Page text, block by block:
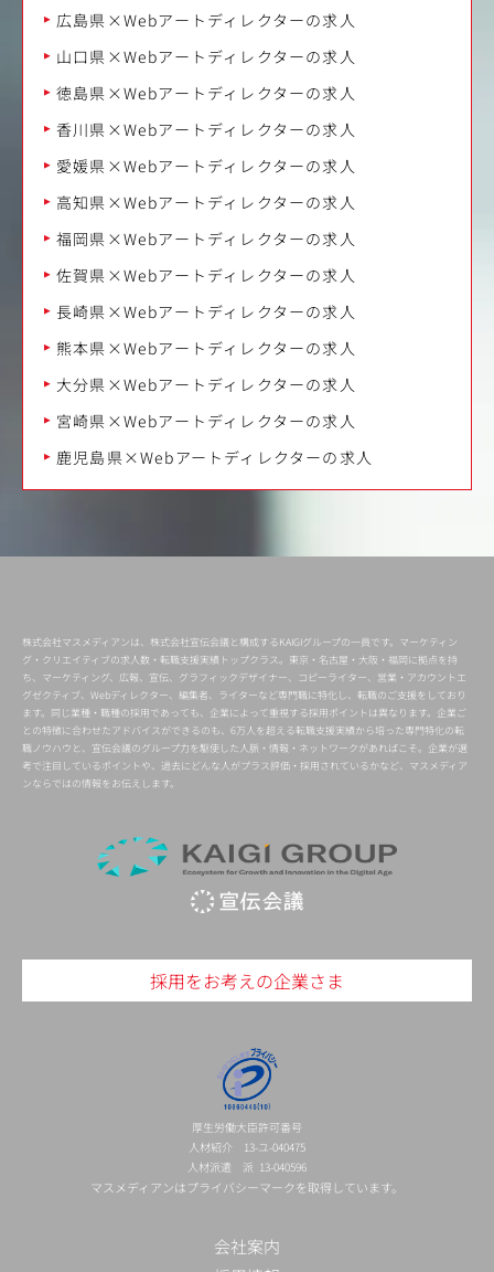
広島県×Webアートディレクターの求人
山口県×Webアートディレクターの求人
徳島県×Webアートディレクターの求人
香川県×Webアートディレクターの求人
愛媛県×Webアートディレクターの求人
高知県×Webアートディレクターの求人
福岡県×Webアートディレクターの求人
佐賀県×Webアートディレクターの求人
長崎県×Webアートディレクターの求人
熊本県×Webアートディレクターの求人
大分県×Webアートディレクターの求人
宮崎県×Webアートディレクターの求人
鹿児島県×Webアートディレクターの求人
株式会社マスメディアンは、株式会社宣伝会議と構成するKAIGIグループの一員です。マーケティン
グ・クリエイティブの求人数・転職支援実績トップクラス。東京・名古屋・大阪・福岡に拠点を持
ち、マーケティング、広報、宣伝、グラフィックデザイナー、コピーライター、営業・アカウントエ
グゼクティブ、Webディレクター、編集者、ライターなど専門職に特化し、転職のご支援をしており
ます。同じ業種・職種の採用であっても、企業によって重視する採用ポイントは異なります。企業ご
との特徴に合わせたアドバイスができるのも、6万人を超える転職支援実績から培った専門特化の転
職ノウハウと、宣伝会議のグループ力を駆使した人脈・情報・ネットワークがあればこそ。企業が選
考で注目しているポイントや、過去にどんな人がプラス評価・採用されているかなど、マスメディア
ンならではの情報をお伝えします。
採用をお考えの企業さま
厚生労働大臣許可番号
人材紹介 13-ユ-040475
人材派遣 派 13-040596
マスメディアンはプライバシーマークを取得しています。
会社案内